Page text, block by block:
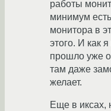
работы
минимум
монитора в
этого. И как
прошло уже
там даже
желает.
Еще в иксах,